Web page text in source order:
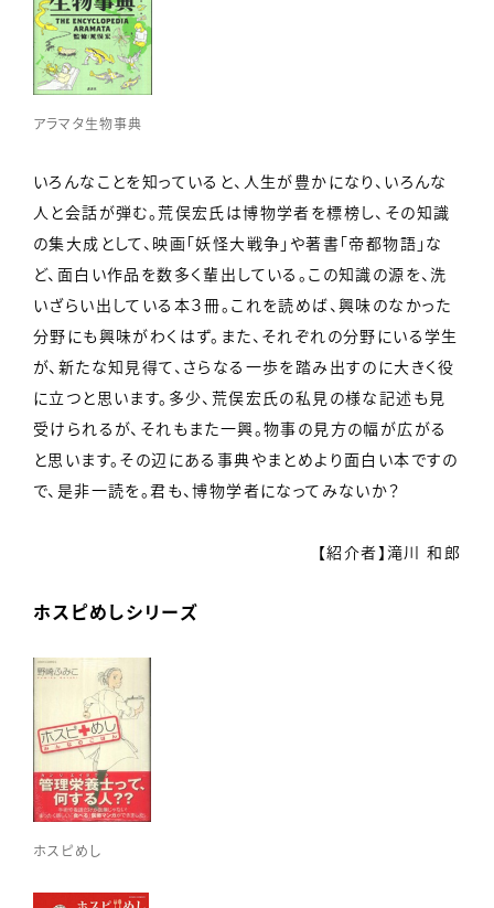
アラマタ生物事典
いろんなことを知っていると、人生が豊かになり、いろんな
人と会話が弾む。荒俣宏氏は博物学者を標榜し、その知識
の集大成として、映画「妖怪大戦争」や著書「帝都物語」な
ど、面白い作品を数多く輩出している。この知識の源を、洗
いざらい出している本３冊。これを読めば、興味のなかった
分野にも興味がわくはず。また、それぞれの分野にいる学生
が、新たな知見得て、さらなる一歩を踏み出すのに大きく役
に立つと思います。多少、荒俣宏氏の私見の様な記述も見
受けられるが、それもまた一興。物事の見方の幅が広がる
と思います。その辺にある事典やまとめより面白い本ですの
で、是非一読を。君も、博物学者になってみないか？
【紹介者】滝川 和郎
ホスピめしシリーズ
ホスピめし